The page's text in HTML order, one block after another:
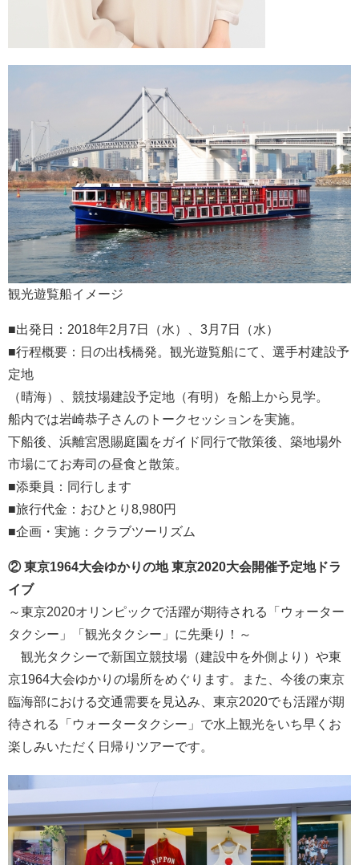
観光遊覧船イメージ
■出発日：2018年2月7日（水）、3月7日（水）
■行程概要：日の出桟橋発。観光遊覧船にて、選手村建設予
定地
（晴海）、競技場建設予定地（有明）を船上から見学。
船内では岩崎恭子さんのトークセッションを実施。
下船後、浜離宮恩賜庭園をガイド同行で散策後、築地場外
市場にてお寿司の昼食と散策。
■添乗員：同行します
■旅行代金：おひとり8,980円
■企画・実施：クラブツーリズム
② 東京1964大会ゆかりの地 東京2020大会開催予定地ドラ
イブ
～東京2020オリンピックで活躍が期待される「ウォーター
タクシー」「観光タクシー」に先乗り！～
観光タクシーで新国立競技場（建設中を外側より）や東
京1964大会ゆかりの場所をめぐります。また、今後の東京
臨海部における交通需要を見込み、東京2020でも活躍が期
待される「ウォータータクシー」で水上観光をいち早くお
楽しみいただく日帰りツアーです。